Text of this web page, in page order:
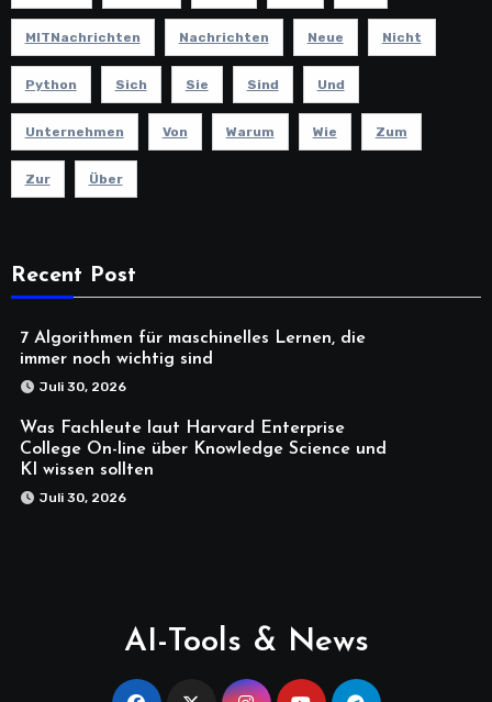
MITNachrichten Nachrichten Neue Nicht
Python Sich Sie Sind Und
Unternehmen Von Warum Wie Zum
Zur Über
Recent Post
7 Algorithmen für maschinelles Lernen, die
immer noch wichtig sind
Juli 30, 2026
Was Fachleute laut Harvard Enterprise
College On-line über Knowledge Science und
KI wissen sollten
Juli 30, 2026
AI-Tools & News